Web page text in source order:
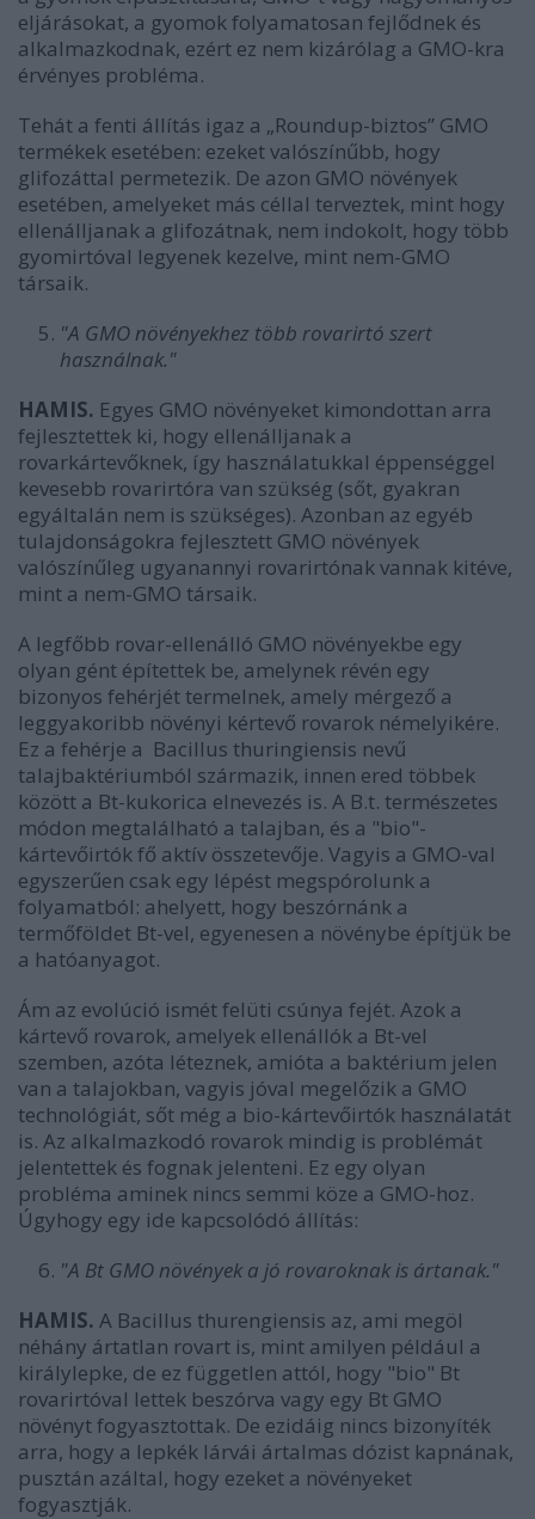
eljárásokat, a gyomok folyamatosan fejlődnek és
alkalmazkodnak, ezért ez nem kizárólag a GMO-kra
érvényes probléma.
Tehát a fenti állítás igaz a „Roundup-biztos” GMO
termékek esetében: ezeket valószínűbb, hogy
glifozáttal permetezik. De azon GMO növények
esetében, amelyeket más céllal terveztek, mint hogy
ellenálljanak a glifozátnak, nem indokolt, hogy több
gyomirtóval legyenek kezelve, mint nem-GMO
társaik.
"A GMO növényekhez több rovarirtó szert
használnak."
HAMIS. Egyes GMO növényeket kimondottan arra
fejlesztettek ki, hogy ellenálljanak a
rovarkártevőknek, így használatukkal éppenséggel
kevesebb rovarirtóra van szükség (sőt, gyakran
egyáltalán nem is szükséges). Azonban az egyéb
tulajdonságokra fejlesztett GMO növények
valószínűleg ugyanannyi rovarirtónak vannak kitéve,
mint a nem-GMO társaik.
A legfőbb rovar-ellenálló GMO növényekbe egy
olyan gént építettek be, amelynek révén egy
bizonyos fehérjét termelnek, amely mérgező a
leggyakoribb növényi kértevő rovarok némelyikére.
Ez a fehérje a Bacillus thuringiensis nevű
talajbaktériumból származik, innen ered többek
között a Bt-kukorica elnevezés is. A B.t. természetes
módon megtalálható a talajban, és a "bio"-
kártevőirtók fő aktív összetevője. Vagyis a GMO-val
egyszerűen csak egy lépést megspórolunk a
folyamatból: ahelyett, hogy beszórnánk a
termőföldet Bt-vel, egyenesen a növénybe építjük be
a hatóanyagot.
Ám az evolúció ismét felüti csúnya fejét. Azok a
kártevő rovarok, amelyek ellenállók a Bt-vel
szemben, azóta léteznek, amióta a baktérium jelen
van a talajokban, vagyis jóval megelőzik a GMO
technológiát, sőt még a bio-kártevőirtók használatát
is. Az alkalmazkodó rovarok mindig is problémát
jelentettek és fognak jelenteni. Ez egy olyan
probléma aminek nincs semmi köze a GMO-hoz.
Úgyhogy egy ide kapcsolódó állítás:
"A Bt GMO növények a jó rovaroknak is ártanak."
HAMIS. A Bacillus thurengiensis az, ami megöl
néhány ártatlan rovart is, mint amilyen például a
királylepke, de ez független attól, hogy "bio" Bt
rovarirtóval lettek beszórva vagy egy Bt GMO
növényt fogyasztottak. De ezidáig nincs bizonyíték
arra, hogy a lepkék lárvái ártalmas dózist kapnának,
pusztán azáltal, hogy ezeket a növényeket
fogyasztják.